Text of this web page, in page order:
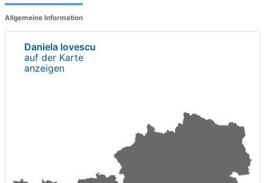
Allgemeine Information
Daniela Iovescu
auf der Karte
anzeigen